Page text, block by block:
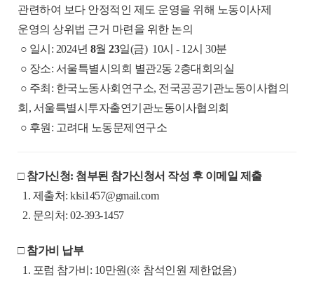
관련하여 보다 안정적인 제도 운영을 위해 노동이사제
운영의 상위법 근거 마련을 위한 논의
○ 일시: 2024년 8월 23일(금) 10시 - 12시 30분
○ 장소: 서울특별시의회 별관2동 2층대회의실
○ 주최: 한국노동사회연구소, 전국공공기관노동이사협의
회, 서울특별시투자출연기관노동이사협의회
○ 후원: 고려대 노동문제연구소
□ 참가신청: 첨부된 참가신청서 작성 후 이메일 제출
1. 제출처: klsi1457@gmail.com
2. 문의처: 02-393-1457
□ 참가비 납부
1. 포럼 참가비: 10만원(※ 참석인원 제한없음)